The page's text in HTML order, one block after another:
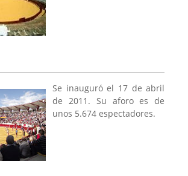
Se inauguró el 17 de abril
de 2011. Su aforo es de
unos 5.674 espectadores.